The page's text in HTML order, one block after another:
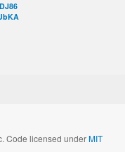
Code licensed underMIT